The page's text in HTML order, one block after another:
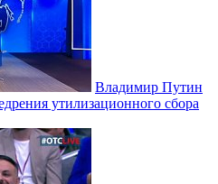
Владимир Путин
утилизационного сбора